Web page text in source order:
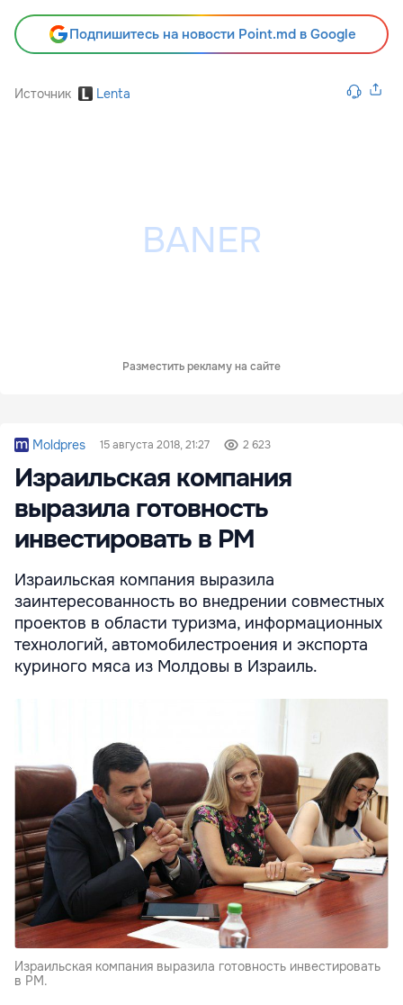
Подпишитесь на новости Point.md в Google
Источник Lenta
Разместить рекламу на сайте
Moldpres 15 августа 2018, 21:27 2 623
Израильская компания
выразила готовность
инвестировать в РМ
Израильская компания выразила
заинтересованность во внедрении совместных
проектов в области туризма, информационных
технологий, автомобилестроения и экспорта
куриного мяса из Молдовы в Израиль.
Израильская компания выразила готовность инвестировать
в РМ.